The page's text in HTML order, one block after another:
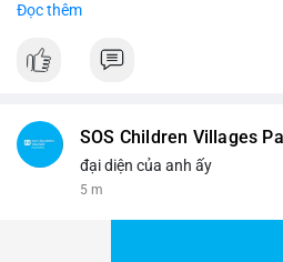
dẫn.
#binancesquare
#vlikevn #titanbot
Đọc thêm
SOS Children Villages
đại diện của anh ấy
5 m